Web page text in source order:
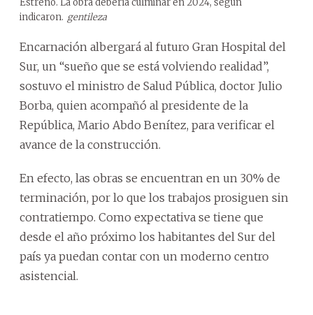
indicaron. gentileza
Encarnación albergará al futuro Gran Hospital del
Sur, un “sueño que se está volviendo realidad”,
sostuvo el ministro de Salud Pública, doctor Julio
Borba, quien acompañó al presidente de la
República, Mario Abdo Benítez, para verificar el
avance de la construcción.
En efecto, las obras se encuentran en un 30% de
terminación, por lo que los trabajos prosiguen sin
contratiempo. Como expectativa se tiene que
desde el año próximo los habitantes del Sur del
país ya puedan contar con un moderno centro
asistencial.